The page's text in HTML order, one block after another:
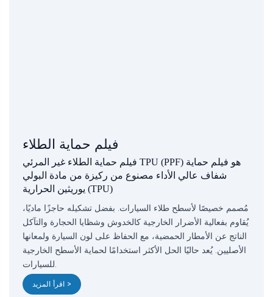
فيلم حماية الطلاء
فيلم حماية الطلاء غير المرئي TPU (PPF) هو فيلم حماية
شفاف عالي الأداء مصنوع من ركيزة من مادة البولي
يوريثين الحرارية (TPU)
مُصمم خصيصًا لأسطح طلاء السيارات. بفضل تشكيله حاجزًا ماديًا،
يُقاوم بفعالية الأضرار الخارجية كالخدوش وشظايا الحجارة والتآكل
الناتج عن الأمطار الحمضية، مع الحفاظ على لون السيارة ولمعانها
الأصليين. يُعد حاليًا الحل الأكثر استخدامًا لحماية الأسطح الخارجية
للسيارات.
اقرأ المزيد >